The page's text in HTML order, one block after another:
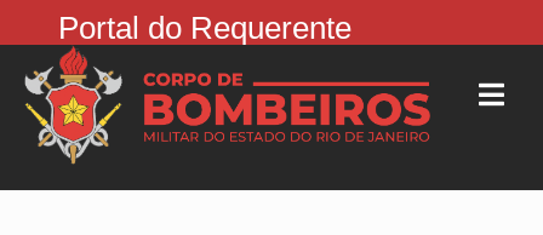
Portal do Requerente